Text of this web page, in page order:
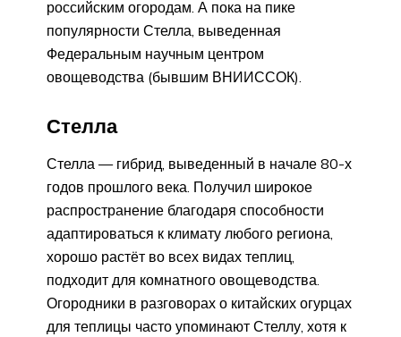
российским огородам. А пока на пике
популярности Стелла, выведенная
Федеральным научным центром
овощеводства (бывшим ВНИИССОК).
Стелла
Стелла — гибрид, выведенный в начале 80-х
годов прошлого века. Получил широкое
распространение благодаря способности
адаптироваться к климату любого региона,
хорошо растёт во всех видах теплиц,
подходит для комнатного овощеводства.
Огородники в разговорах о китайских огурцах
для теплицы часто упоминают Стеллу, хотя к